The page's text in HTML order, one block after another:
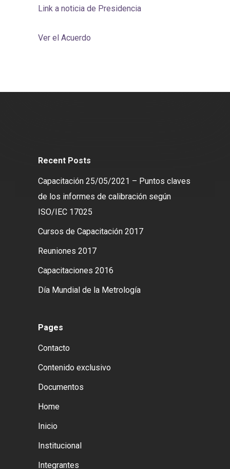
Link a noticia de Presidencia
Ver el Acuerdo
Recent Posts
Capacitación 25/05/2021 – Puntos claves
de los informes de calibración según
ISO/IEC 17025
Cursos de Capacitación 2017
Reuniones 2017
Capacitaciones 2016
Día Mundial de la Metrología
Pages
Contacto
Contenido exclusivo
Documentos
Home
Inicio
Institucional
Integrantes